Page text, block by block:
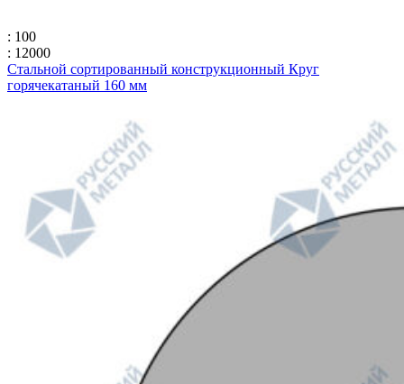
: 100
: 12000
Стальной сортированный конструкционный Круг
горячекатаный 160 мм